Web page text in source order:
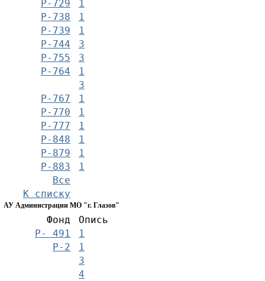
Р-729
1
Р-738
1
Р-739
1
Р-744
3
Р-755
3
Р-764
1
3
Р-767
1
Р-770
1
Р-777
1
Р-848
1
Р-879
1
Р-883
1
Все
К списку
АУ Администрации МО "г. Глазов"
Фонд
Опись
Р- 491
1
Р-2
1
3
4